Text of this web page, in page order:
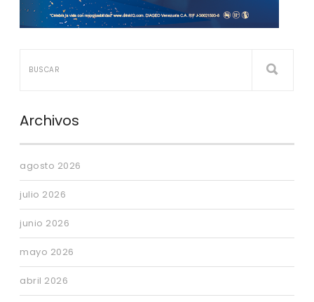
Archivos
agosto 2026
julio 2026
junio 2026
mayo 2026
abril 2026